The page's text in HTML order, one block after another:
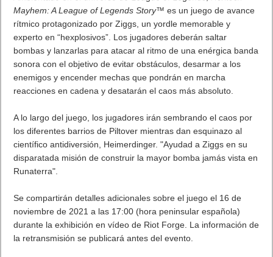
Ambientado en el universo de League of Legends,
Mayhem: A League of Legends Story™
es un juego de avance
rítmico protagonizado por Ziggs, un yordle memorable y
experto en “hexplosivos”. Los jugadores deberán saltar
bombas y lanzarlas para atacar al ritmo de una enérgica banda
sonora con el objetivo de evitar obstáculos, desarmar a los
enemigos y encender mechas que pondrán en marcha
reacciones en cadena y desatarán el caos más absoluto.
A lo largo del juego, los jugadores irán sembrando el caos por
los diferentes barrios de Piltover mientras dan esquinazo al
científico antidiversión, Heimerdinger. "Ayudad a Ziggs en su
disparatada misión de construir la mayor bomba jamás vista en
Se compartirán detalles adicionales sobre el juego el 16 de
noviembre de 2021 a las 17:00 (hora peninsular española)
durante la exhibición en vídeo de Riot Forge. La información de
la retransmisión se publicará antes del evento.